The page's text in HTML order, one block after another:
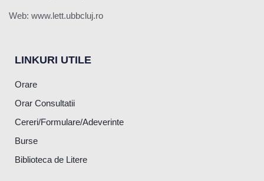
Web: www.lett.ubbcluj.ro
LINKURI UTILE
Orare
Orar Consultatii
Cereri/Formulare/Adeverinte
Burse
Biblioteca de Litere